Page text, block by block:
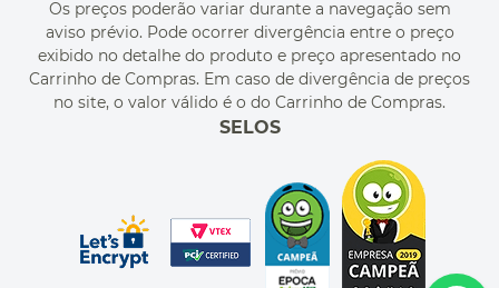
MEU CADASTRO
MEU PEDIDO
CUPONS DE DESCONTO
Os preços poderão variar durante a navegação sem
aviso prévio. Pode ocorrer divergência entre o preço
exibido no detalhe do produto e preço apresentado no
Carrinho de Compras. Em caso de divergência de preços
no site, o valor válido é o do Carrinho de Compras.
SELOS